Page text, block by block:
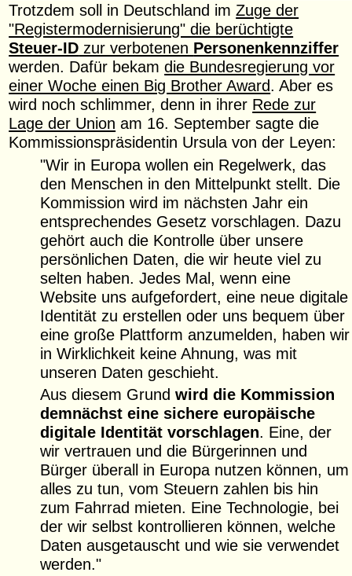
Trotzdem soll in Deutschland imZuge der
"Registermodernisierung" die berüchtigte
Steuer-ID zur verbotenen Personenkennziffer
werden. Dafür bekamdie Bundesregierung vor
einer Woche einen Big Brother Award. Aber es
wird noch schlimmer, denn in ihrer Rede zur
Lage der Union am 16. September sagte die
Kommissionspräsidentin Ursula von der Leyen:
"Wir in Europa wollen ein Regelwerk, das
den Menschen in den Mittelpunkt stellt. Die
Kommission wird im nächsten Jahr ein
entsprechendes Gesetz vorschlagen. Dazu
gehört auch die Kontrolle über unsere
persönlichen Daten, die wir heute viel zu
selten haben. Jedes Mal, wenn eine
Website uns aufgefordert, eine neue digitale
Identität zu erstellen oder uns bequem über
eine große Plattform anzumelden, haben wir
in Wirklichkeit keine Ahnung, was mit
unseren Daten geschieht.
Aus diesem Grundwird die Kommission
demnächst eine sichere europäische
digitale Identität vorschlagen. Eine, der
wir vertrauen und die Bürgerinnen und
Bürger überall in Europa nutzen können, um
alles zu tun, vom Steuern zahlen bis hin
zum Fahrrad mieten. Eine Technologie, bei
der wir selbst kontrollieren können, welche
Daten ausgetauscht und wie sie verwendet
werden."